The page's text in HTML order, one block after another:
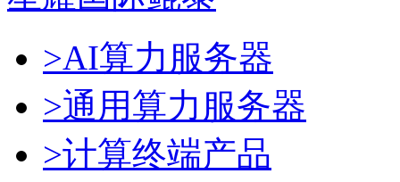
>AI算力服务器
>通用算力服务器
>计算终端产品